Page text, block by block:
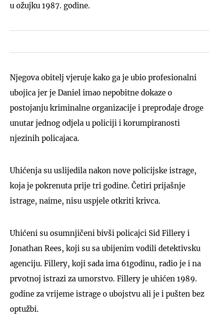
u ožujku 1987. godine.
Njegova obitelj vjeruje kako ga je ubio profesionalni
ubojica jer je Daniel imao nepobitne dokaze o
postojanju kriminalne organizacije i preprodaje droge
unutar jednog odjela u policiji i korumpiranosti
njezinih policajaca.
Uhićenja su uslijedila nakon nove policijske istrage,
koja je pokrenuta prije tri godine. Četiri prijašnje
istrage, naime, nisu uspjele otkriti krivca.
Uhićeni su osumnjičeni bivši policajci Sid Fillery i
Jonathan Rees, koji su sa ubijenim vodili detektivsku
agenciju. Fillery, koji sada ima 61godinu, radio je i na
prvotnoj istrazi za umorstvo. Fillery je uhićen 1989.
godine za vrijeme istrage o ubojstvu ali je i pušten bez
optužbi.